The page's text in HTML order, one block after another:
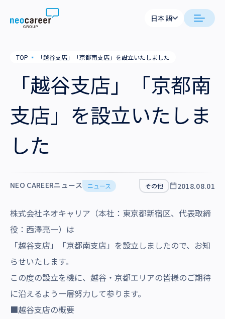
Skip to content
日本語
代表メッセージ
事業内容
採用支援
業務支援
企業情報
拠点一覧
沿革・受賞歴
ニュース
日本語
TOP ▪ 「越谷支店」「京都南支店」を設立いたしました
「越谷支店」「京都南
支店」を設立いたしま
した
NEO CAREERニュース ニュース その他 2018.08.01
株式会社ネオキャリア（本社：東京都新宿区、代表取締
役：西澤亮一）は
「越谷支店」「京都南支店」を設立しましたので、お知
らせいたします。
この度の設立を機に、越谷・京都エリアの皆様のご期待
に沿えるよう一層努力して参ります。
■越谷支店の概要